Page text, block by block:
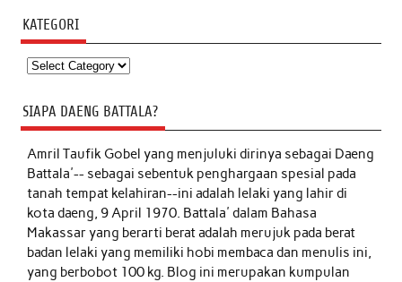
KATEGORI
Kategori
SIAPA DAENG BATTALA?
Amril Taufik Gobelyang menjuluki dirinya sebagai Daeng
Battala'-- sebagai sebentuk penghargaan spesial pada
tanah tempat kelahiran--ini adalah lelaki yang lahir di
kota daeng, 9 April 1970. Battala' dalam Bahasa
Makassar yang berarti berat adalah merujuk pada berat
badan lelaki yang memiliki hobi membaca dan menulis ini,
yang berbobot 100 kg. Blog ini merupakan kumpulan